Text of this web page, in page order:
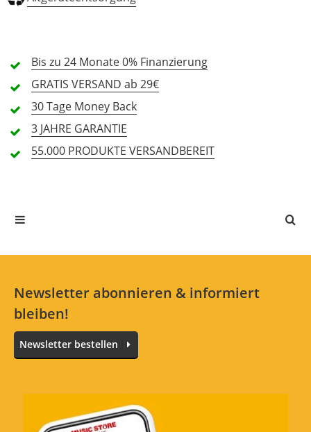
3 Sterne
Alle Sprachen
In deiner Sprache gibt es noch keine Textbewertungen.
Bis zu 24 Monate0% Finanzierung
GRATIS VERSAND ab 29€
30 Tage Money Back
3 JAHRE GARANTIE
55.000 PRODUKTE VERSANDBEREIT
Newsletter abonnieren & informiert
bleiben!
Newsletter bestellen